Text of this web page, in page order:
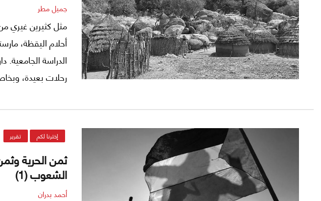
جميل مطر
مثل كثيرين غيري
أحلام اليقظة،
الدراسة
رحلات بعيدة،
اقتصرت على ثلاث
هنا أننا،
على سكان إحدى
سجون فلسطين
المرحلة فهي
إخترنا لكم تقرير
ثمن الحرية
الشعوب (1)
أحمد بدران